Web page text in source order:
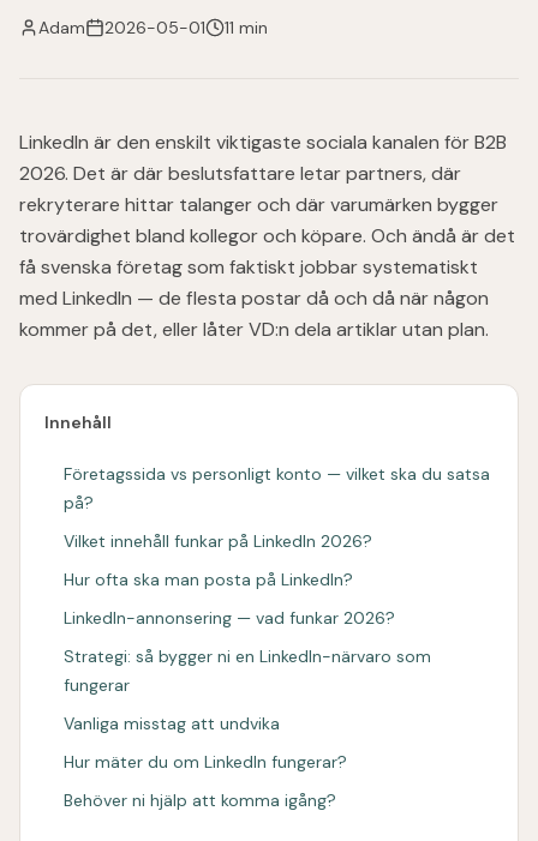
Adam 2026-05-01 11 min
LinkedIn är den enskilt viktigaste sociala kanalen för B2B
2026. Det är där beslutsfattare letar partners, där
rekryterare hittar talanger och där varumärken bygger
trovärdighet bland kollegor och köpare. Och ändå är det
få svenska företag som faktiskt jobbar systematiskt
med LinkedIn — de flesta postar då och då när någon
kommer på det, eller låter VD:n dela artiklar utan plan.
Innehåll
Företagssida vs personligt konto — vilket ska du satsa
på?
Vilket innehåll funkar på LinkedIn 2026?
Hur ofta ska man posta på LinkedIn?
LinkedIn-annonsering — vad funkar 2026?
Strategi: så bygger ni en LinkedIn-närvaro som
fungerar
Vanliga misstag att undvika
Hur mäter du om LinkedIn fungerar?
Behöver ni hjälp att komma igång?